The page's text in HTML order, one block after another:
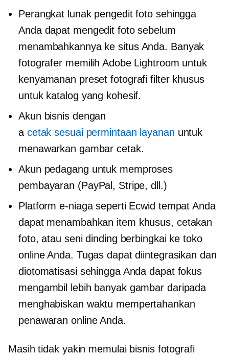
Perangkat lunak pengedit foto sehingga
Anda dapat mengedit foto sebelum
menambahkannya ke situs Anda. Banyak
fotografer memilih Adobe Lightroom untuk
kenyamanan preset fotografi filter khusus
untuk katalog yang kohesif.
Akun bisnis dengan
a cetak sesuai permintaan layanan untuk
menawarkan gambar cetak.
Akun pedagang untuk memproses
pembayaran (PayPal, Stripe, dll.)
Platform e-niaga seperti Ecwid tempat Anda
dapat menambahkan item khusus, cetakan
foto, atau seni dinding berbingkai ke toko
online Anda. Tugas dapat diintegrasikan dan
diotomatisasi sehingga Anda dapat fokus
mengambil lebih banyak gambar daripada
menghabiskan waktu mempertahankan
penawaran online Anda.
Masih tidak yakin memulai bisnis fotografi